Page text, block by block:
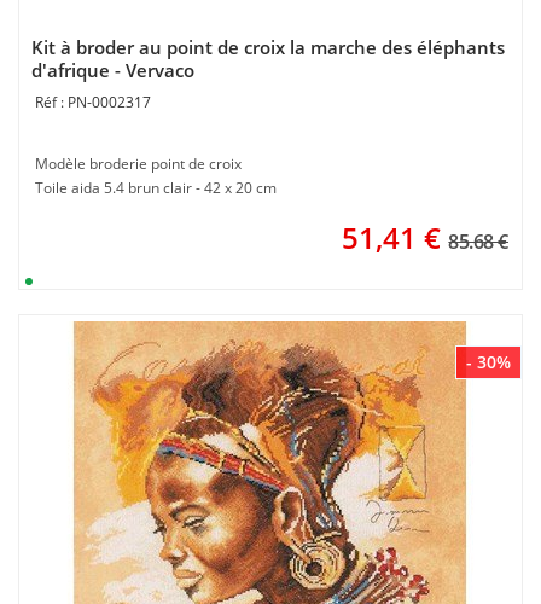
Kit à broder au point de croix la marche des éléphants
d'afrique - Vervaco
PN-0002317
Modèle broderie point de croix
Toile aida 5.4 brun clair - 42 x 20 cm
51,41 € 85.68 €
- 30%